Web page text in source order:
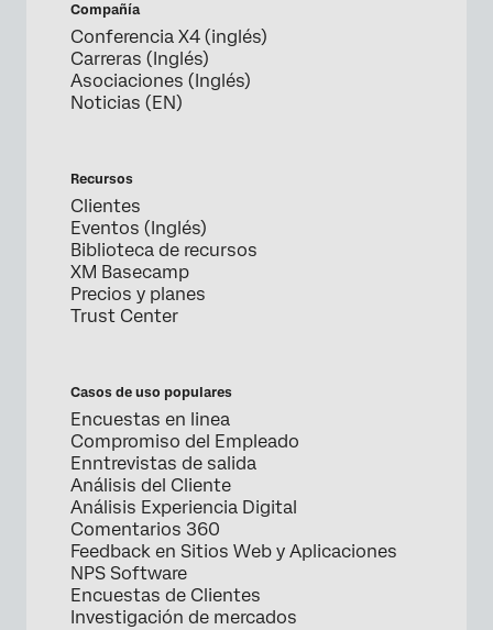
Compañía
Conferencia X4 (inglés)
Carreras (Inglés)
Asociaciones (Inglés)
Noticias (EN)
Recursos
Clientes
Eventos (Inglés)
Biblioteca de recursos
XM Basecamp
Precios y planes
Trust Center
Casos de uso populares
Encuestas en linea
Compromiso del Empleado
Enntrevistas de salida
Análisis del Cliente
Análisis Experiencia Digital
Comentarios 360
Feedback en Sitios Web y Aplicaciones
NPS Software
Encuestas de Clientes
Investigación de mercados